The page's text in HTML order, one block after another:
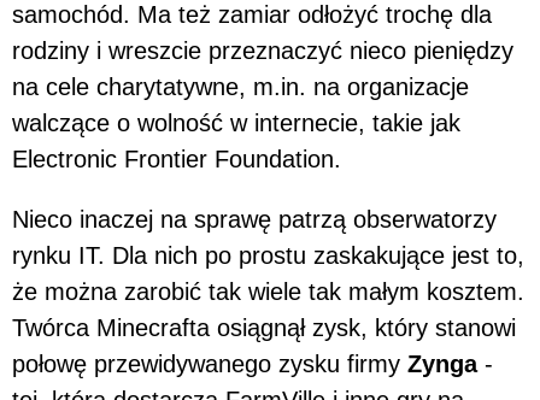
samochód. Ma też zamiar odłożyć trochę dla
rodziny i wreszcie przeznaczyć nieco pieniędzy
na cele charytatywne, m.in. na organizacje
walczące o wolność w internecie, takie jak
Electronic Frontier Foundation.
Nieco inaczej na sprawę patrzą obserwatorzy
rynku IT. Dla nich po prostu zaskakujące jest to,
że można zarobić tak wiele tak małym kosztem.
Twórca Minecrafta osiągnął zysk, który stanowi
połowę przewidywanego zysku firmy Zynga-